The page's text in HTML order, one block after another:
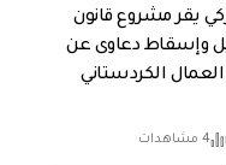
يقر مشروع قانون
وإسقاط دعاوى عن
الكردستاني
4 مشاهدات